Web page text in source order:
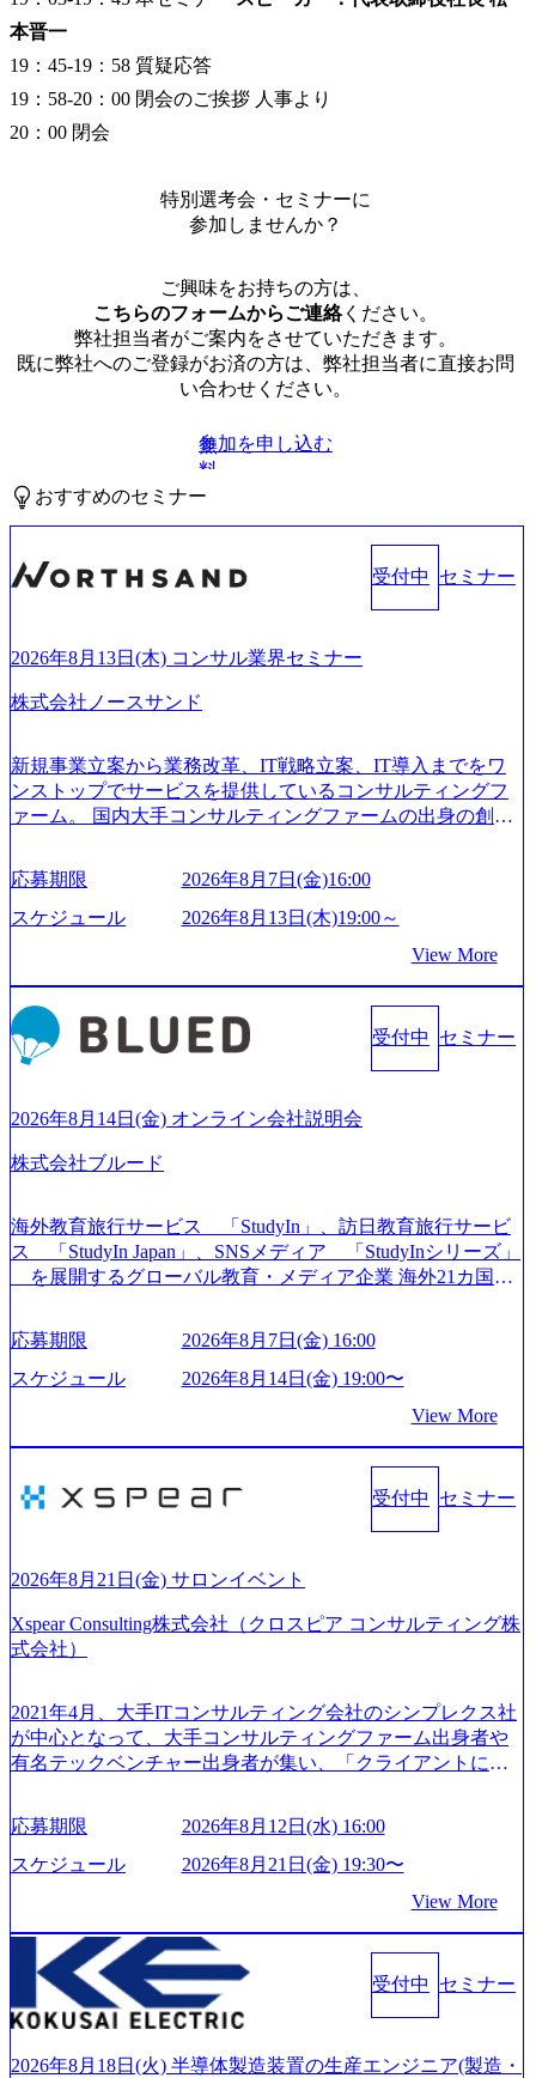
本晋一
19：45-19：58 質疑応答
19：58-20：00 閉会のご挨拶 人事より
20：00 閉会
特別選考会・セミナーに
参加しませんか？
ご興味をお持ちの方は、
こちらのフォームからご連絡ください。
弊社担当者がご案内をさせていただきます。
既に弊社へのご登録がお済の方は、弊社担当者に直接お問
い合わせください。
無
料
参加を申し込む
おすすめのセミナー
受付中 セミナー
2026年8月13日(木) コンサル業界セミナー
株式会社ノースサンド
新規事業立案から業務改革、IT戦略立案、IT導入までをワ
ンストップでサービスを提供しているコンサルティングフ
ァーム。 国内大手コンサルティングファームの出身の創業
もっと自由に誠実に提案できる会社をつくりたい」「胸を
張って会社が好きだと言えるような家族的な組織をつくり
たい」という想いで会社を設立 PwC・アクセンチュアとい
社出身者など、様々な経歴の社員が活躍しており、働きや
すく魅力的な環境が整っているため、定着率が高いことか
ら「働きがいのある会社」に4年連続ベストカンパニーに選
出されている。 残業時間は平均30時間程度 事業/IT戦略立案
や各種プロジェクトマネジメント、最先端テクノロジーの
をデザインする」というビジョンを掲げ、クライアント目
いることは何かを追究し、本当に価値のある成果を提供し
の736名（2024年1月）に到達。上場を目指し、さらに採用
のスピードを上げている。 人にフォーカスをして急成長す
る唯一無二のコンサルティングファーム【株式会社ノース
サンド 執行役員新山氏、庄司氏インタビュー】 (https://my-vi
2015年に設立され、前年比205%の売上成長を遂げるなど、
急速な成長を遂げている。 ​ 新規事業立案から業務改革、IT
戦略立案、IT導入までをワンストップで提供するコンサル
ティングファームである。 ​- 2025年1月時点で従業員数1,209
名を擁し、事業拡大を続けている。 「人」にフォーカスを
当てたコンサルティング会社として、社員の人間力を強み
としたサービスを提供している。 ​- - 2018年から6年連続で
ティングファームやSIer、事業会社出身者など、多様な経歴
の社員が活躍している。 年間休日120日以上、完全週休2日
制、有給休暇初年度10日（消化率46.3%）、特別休暇5日な
ど、充実した休暇制度を整備している。 ​ 月平均残業時間は
リフレッシュ休暇など、社員同士の交流や健康をサポート
する取り組みが充実している。 2026年8月13日(木) 19:00～2
0:30予定 2026年8月7日(金) 16:00 コンサル業界の動向や業務
界セミナーを実施しています。 ●前回開催時のアンケート
ージのぼんやりしていた部分が明確になりました」「業界
の全体感や実際に働いていらっしゃる方の体感的なお話を
応募期限
2026年8月7日(金)16:00
スケジュール
2026年8月13日(木)19:00～
View More
受付中 セミナー
2026年8月14日(金) オンライン会社説明会
株式会社ブルード
海外教育旅行サービス 「StudyIn」、訪日教育旅行サービ
ス 「StudyIn Japan」、SNSメディア 「StudyInシリーズ」
を展開するグローバル教育・メディア企業 海外21カ国と
育支援サービスを提供している 動画メディア事業を基盤と
して、留学支援・訪日教育旅行・SNSマーケティング事業
を展開している Mission:より多くの人に、グローバルという
ラになる Value： INTEGRITY誠実であろう 素直に心を開い
て伝える、自責かつ利他の精神で動く、謙虚な姿勢でウソ
る、失敗を恐れずにふみだす、執着心をもって没頭する O
WNERSHIP当事者であろう みずから決めてみずから動く、
だわろう 今すぐ決める、すばやく動く、まず成果物をだす
回す、結果が出るまでやり抜く 2026年8月14日(金) 19:00〜2
0:00 (60分) 2026年8月7日(金) 16:00 本説明会は、選考の前段
です。評価の場ではないため、キャリアを検討中の段階の
方にもご参加いただけます。 連休中の平日夜という日程の
ため、在職中の方も有給を取得することなく、現職への配
慮なくご参加いただけます。帰省先からのオンライン参加
旅行事業の内容とビジネスモデル/今後の構想・事業展開/入
社後のキャリアパス ・質疑応答(20分) オンライン (Google M
eet) ・営業・マーケティングなど、ビジネスサイドでのキャ
リアを検討されている方 ・転職を具体的に決めてはいない
が、情報収集を進めたい段階の方 ・東京・大阪での勤務を
希望される方
応募期限
2026年8月7日(金) 16:00
スケジュール
2026年8月14日(金) 19:00〜
View More
受付中 セミナー
2026年8月21日(金) サロンイベント
Xspear Consulting株式会社（クロスピア コンサルティング株
式会社）
2021年4月、大手ITコンサルティング会社のシンプレクス社
が中心となって、大手コンサルティングファーム出身者や
有名テックベンチャー出身者が集い、「クライアントにと
い」という想いの下で立ち上げた新鋭ファーム テクノロジ
ーがビジネスの成功に大きな影響力を持つDX時代におい
て、20年以上にわたってFintech業界を中心に最先端テクノ
つ、あらゆる業種・業界のクライアントの企業価値の最大
化を支援するために、戦略策定、組織改革、人材育成、業
務改善、実行支援などのコンサルティングサービスを一気
通貫で提供するのが特徴（いわゆる総合コンサルティング
ファーム） 社名の由来は”DXエリアにSpir（槍）を指して
ていく”という位置づけ 一昔前は金融が強い企業として認知
応募期限
2026年8月12日(水) 16:00
スケジュール
2026年8月21日(金) 19:30〜
View More
受付中 セミナー
2026年8月18日(火) 半導体製造装置の生産エンジニア(製造・